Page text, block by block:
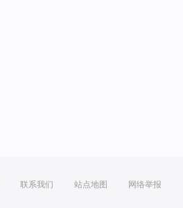
联系我们 站点地图 网络举报